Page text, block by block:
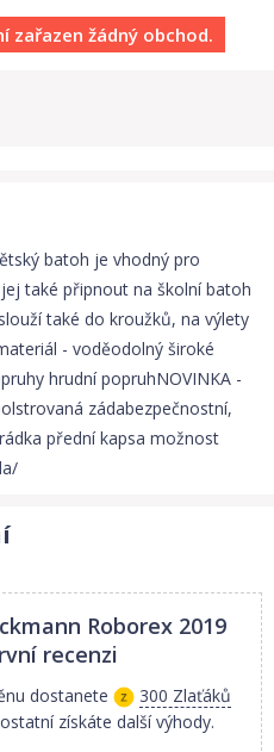
žádný obchod.
batoh je vhodný pro
také připnout na školní batoh
také do kroužků, na výlety
- voděodolný široké
hrudní popruhNOVINKA -
zádabezpečnostní,
přední kapsa možnost
Roborex 2019
recenzi
dostanete
300 Zlaťáků
získáte další výhody.